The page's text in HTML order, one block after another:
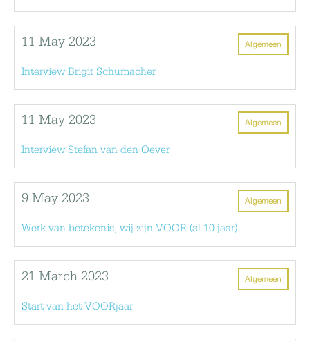
Algemeen
11 May 2023
Interview Brigit Schumacher
Algemeen
11 May 2023
Interview Stefan van den Oever
Algemeen
9 May 2023
Werk van betekenis, wij zijn VOOR (al 10 jaar).
Algemeen
21 March 2023
Start van het VOORjaar